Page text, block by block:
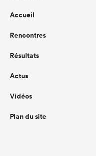
Accueil
Rencontres
Résultats
Actus
Vidéos
Plan du site